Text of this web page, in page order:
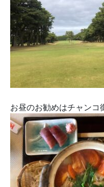
お昼のお勧めはチャン